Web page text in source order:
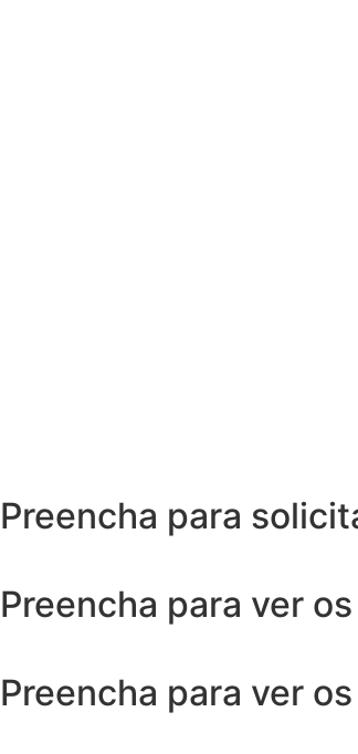
Preencha para
Preencha para ver
Preencha para ver